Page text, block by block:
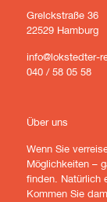
Grelckstraße 36
22529 Hamburg
info@lokstedter-
040 / 58 05 58
Über uns
Wenn Sie
Möglichkeiten –
finden. Natürlich
Kommen Sie